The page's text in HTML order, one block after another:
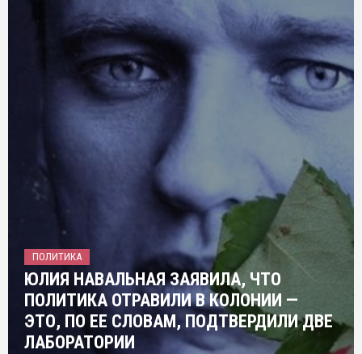
ПОЛИТИКА
ЮЛИЯ НАВАЛЬНАЯ ЗАЯВИЛА, ЧТО
ПОЛИТИКА ОТРАВИЛИ В КОЛОНИИ —
ЭТО, ПО ЕЕ СЛОВАМ, ПОДТВЕРДИЛИ ДВЕ
ЛАБОРАТОРИИ